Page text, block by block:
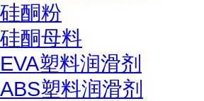
硅酮粉
硅酮母料
EVA塑料润滑剂
ABS塑料润滑剂